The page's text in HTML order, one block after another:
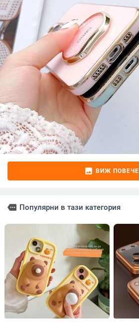
image ВИЖ ПОВЕЧЕ
more Популярни в тази категория